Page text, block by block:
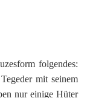
folgendes:
mit seinem
nur einige Hüter